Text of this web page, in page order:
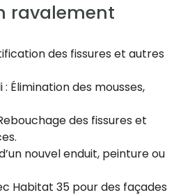
ravalement
des fissures et autres
Élimination des mousses,
des fissures et
nouvel enduit, peinture ou
Habitat 35 pour des façades